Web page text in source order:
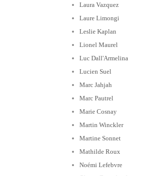
Laura Vazquez
Laure Limongi
Leslie Kaplan
Lionel Maurel
Luc Dall'Armelina
Lucien Suel
Marc Jahjah
Marc Pautrel
Marie Cosnay
Martin Winckler
Martine Sonnet
Mathilde Roux
Noémi Lefebvre